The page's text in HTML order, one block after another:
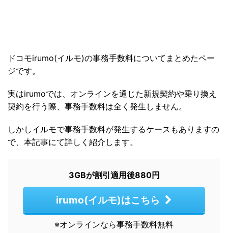
ドコモirumo(イルモ)の事務手数料についてまとめたペー
ジです。
実はirumoでは、オンラインを通じた新規契約や乗り換え
契約を行う際、事務手数料は全く発生しません。
しかしイルモで事務手数料が発生するケースもありますの
で、本記事にて詳しく紹介します。
3GBが割引適用後880円
irumo(イルモ)はこちら
※オンラインなら事務手数料無料